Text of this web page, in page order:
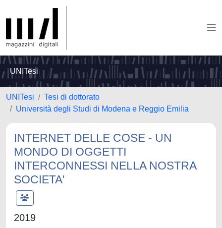
UNITesi
UNITesi
Tesi di dottorato
Università degli Studi di Modena e Reggio Emilia
INTERNET DELLE COSE - UN
MONDO DI OGGETTI
INTERCONNESSI NELLA NOSTRA
SOCIETA'
2019